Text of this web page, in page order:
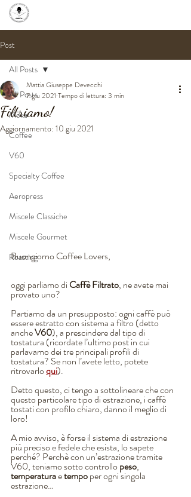
Post
All Posts
Moka
Coffee
V60
Specialty Coffee
Aeropress
Miscele Classiche
Miscele Gourmet
Roasting
All Posts
Filtriamo!
Mattia Giuseppe Devecchi
7 giu 2021 Tempo di lettura: 3 min
Aggiornamento: 10 giu 2021
Buongiorno Coffee Lovers,
oggi parliamo di Caffè Filtrato, ne avete mai
provato uno?
Partiamo da un presupposto: ogni caffè può
essere estratto con sistema a filtro (detto
anche V60), a prescindere dal tipo di
tostatura (ricordate l’ultimo post in cui
parlavamo dei tre principali profili di
tostatura? Se non l’avete letto, potete
ritrovarlo qui).
Detto questo, ci tengo a sottolineare che con
questo particolare tipo di estrazione, i caffè
tostati con profilo chiaro, danno il meglio di
loro!
A mio avviso, è forse il sistema di estrazione
più preciso e fedele che esista, lo sapete
perché? Perchè con un’estrazione tramite
V60, teniamo sotto controllo peso,
temperatura e tempo per ogni singola
estrazione…